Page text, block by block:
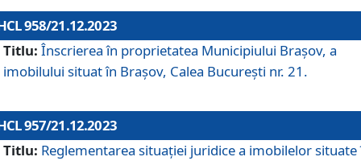
958/21.12.2023
Titlu: Înscrierea în proprietatea Municipiului Brașov, a
imobilului situat în Brașov, Calea București nr. 21.
957/21.12.2023
Titlu: Reglementarea situației juridice a imobilelor situate